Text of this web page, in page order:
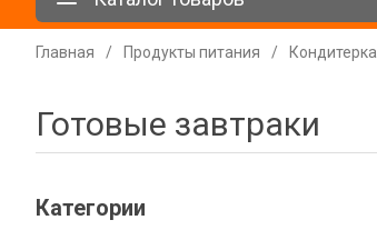
Главная / Продукты питания / Кондитерка
Готовые завтраки
Категории